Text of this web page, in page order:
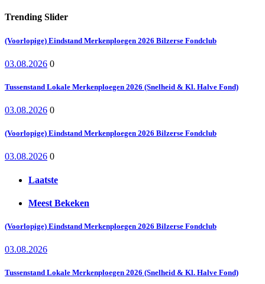
Trending Slider
(Voorlopige) Eindstand Merkenploegen 2026 Bilzerse Fondclub
03.08.2026 0
Tussenstand Lokale Merkenploegen 2026 (Snelheid & Kl. Halve Fond)
03.08.2026 0
(Voorlopige) Eindstand Merkenploegen 2026 Bilzerse Fondclub
03.08.2026 0
Laatste
Meest Bekeken
(Voorlopige) Eindstand Merkenploegen 2026 Bilzerse Fondclub
03.08.2026
Tussenstand Lokale Merkenploegen 2026 (Snelheid & Kl. Halve Fond)